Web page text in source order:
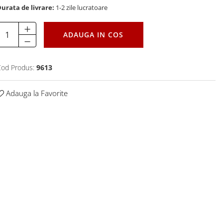
de livrare: 1-2 zile lucratoare
ADAUGA IN COS
Produs: 9613
Adauga la Favorite